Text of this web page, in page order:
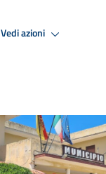
Vedi azioni